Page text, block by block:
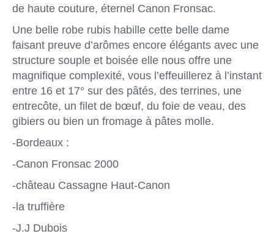
de haute couture, éternel Canon Fronsac.
Une belle robe rubis habille cette belle dame
faisant preuve d’arômes encore élégants avec une
structure souple et boisée elle nous offre une
magnifique complexité, vous l’effeuillerez à l’instant
entre 16 et 17° sur des pâtés, des terrines, une
entrecôte, un filet de bœuf, du foie de veau, des
gibiers ou bien un fromage à pâtes molle.
-Bordeaux :
-Canon Fronsac 2000
-château Cassagne Haut-Canon
-la truffière
-J.J Dubois